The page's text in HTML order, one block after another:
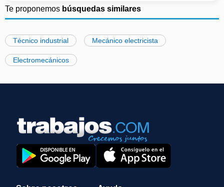
Te proponemos búsquedas similares
Técnico industrial Mecánico electricista
Electromecánicos